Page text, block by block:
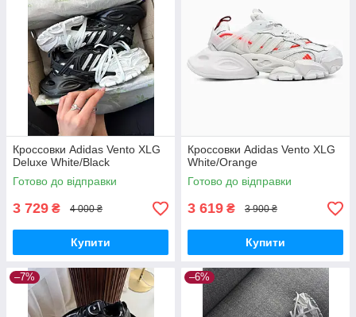
Кроссовки Adidas Vento XLG
Deluxe White/Black
Готово до відправки
3 729 ₴ 4 000 ₴
Купити
Кроссовки Adidas Vento XLG
White/Orange
Готово до відправки
3 619 ₴ 3 900 ₴
Купити
–7% –6%